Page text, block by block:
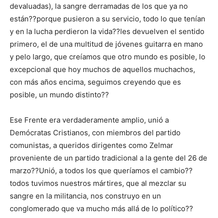
devaluadas), la sangre derramadas de los que ya no
están??porque pusieron a su servicio, todo lo que tenían
y en la lucha perdieron la vida??les devuelven el sentido
primero, el de una multitud de jóvenes guitarra en mano
y pelo largo, que creíamos que otro mundo es posible, lo
excepcional que hoy muchos de aquellos muchachos,
con más años encima, seguimos creyendo que es
posible, un mundo distinto??
Ese Frente era verdaderamente amplio, unió a
Demócratas Cristianos, con miembros del partido
comunistas, a queridos dirigentes como Zelmar
proveniente de un partido tradicional a la gente del 26 de
marzo??Unió, a todos los que queríamos el cambio??
todos tuvimos nuestros mártires, que al mezclar su
sangre en la militancia, nos construyo en un
conglomerado que va mucho más allá de lo político??